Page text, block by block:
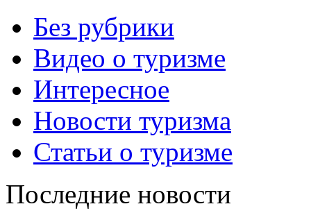
Без рубрики
Видео о туризме
Интересное
Новости туризма
Статьи о туризме
Последние новости